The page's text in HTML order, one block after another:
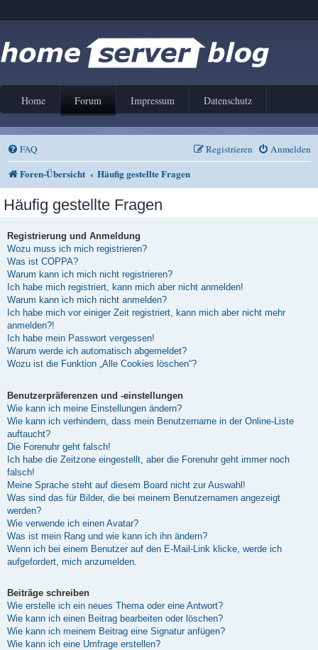
Home Forum Impressum Datenschutz
FAQ Anmelden
Registrieren
Foren-Übersicht Häufig gestellte Fragen
Häufig gestellte Fragen
Registrierung und Anmeldung
Wozu muss ich mich registrieren?
Was ist COPPA?
Warum kann ich mich nicht registrieren?
Ich habe mich registriert, kann mich aber nicht anmelden!
Warum kann ich mich nicht anmelden?
Ich habe mich vor einiger Zeit registriert, kann mich aber nicht mehr
anmelden?!
Ich habe mein Passwort vergessen!
Warum werde ich automatisch abgemeldet?
Wozu ist die Funktion „Alle Cookies löschen“?
Benutzerpräferenzen und -einstellungen
Wie kann ich meine Einstellungen ändern?
Wie kann ich verhindern, dass mein Benutzername in der Online-Liste
auftaucht?
Die Forenuhr geht falsch!
Ich habe die Zeitzone eingestellt, aber die Forenuhr geht immer noch
falsch!
Meine Sprache steht auf diesem Board nicht zur Auswahl!
Was sind das für Bilder, die bei meinem Benutzernamen angezeigt
werden?
Wie verwende ich einen Avatar?
Was ist mein Rang und wie kann ich ihn ändern?
Wenn ich bei einem Benutzer auf den E-Mail-Link klicke, werde ich
aufgefordert, mich anzumelden.
Beiträge schreiben
Wie erstelle ich ein neues Thema oder eine Antwort?
Wie kann ich einen Beitrag bearbeiten oder löschen?
Wie kann ich meinem Beitrag eine Signatur anfügen?
Wie kann ich eine Umfrage erstellen?